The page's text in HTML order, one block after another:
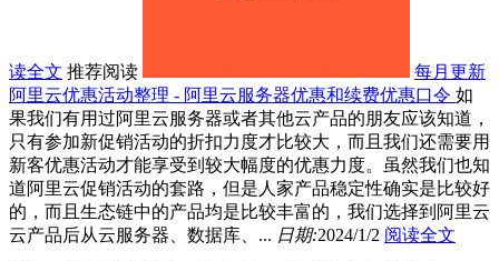
读全文 推荐阅读
每月更新
阿里云优惠活动整理 - 阿里云服务器优惠和续费优惠口令 如
果我们有用过阿里云服务器或者其他云产品的朋友应该知道，
只有参加新促销活动的折扣力度才比较大，而且我们还需要用
新客优惠活动才能享受到较大幅度的优惠力度。虽然我们也知
道阿里云促销活动的套路，但是人家产品稳定性确实是比较好
的，而且生态链中的产品均是比较丰富的，我们选择到阿里云
云产品后从云服务器、数据库、... 日期:2024/1/2 阅读全文